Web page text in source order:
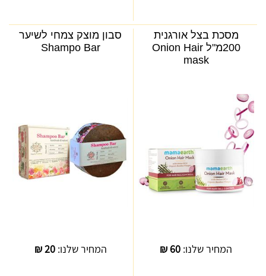
מסכת בצל אורגנית
200מ"ל Onion Hair
mask
המחיר שלנו: 60
₪
סבון מוצק צמחי לשיער
Shampo Bar
המחיר שלנו:20
₪